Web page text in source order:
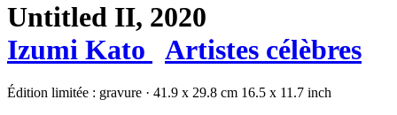
Untitled II, 2020
Izumi Kato
Artistes célèbres
Édition limitée : gravure · 41.9 x 29.8 cm 16.5 x 11.7 inch